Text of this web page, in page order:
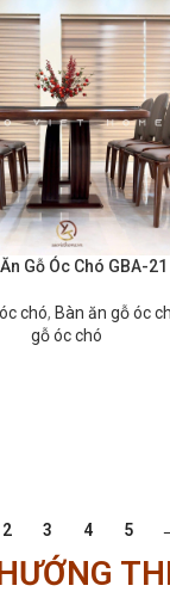
Gỗ Óc Chó GBA-21
chó, Bàn ăn gỗ óc
gỗ óc chó
2 3 4 5